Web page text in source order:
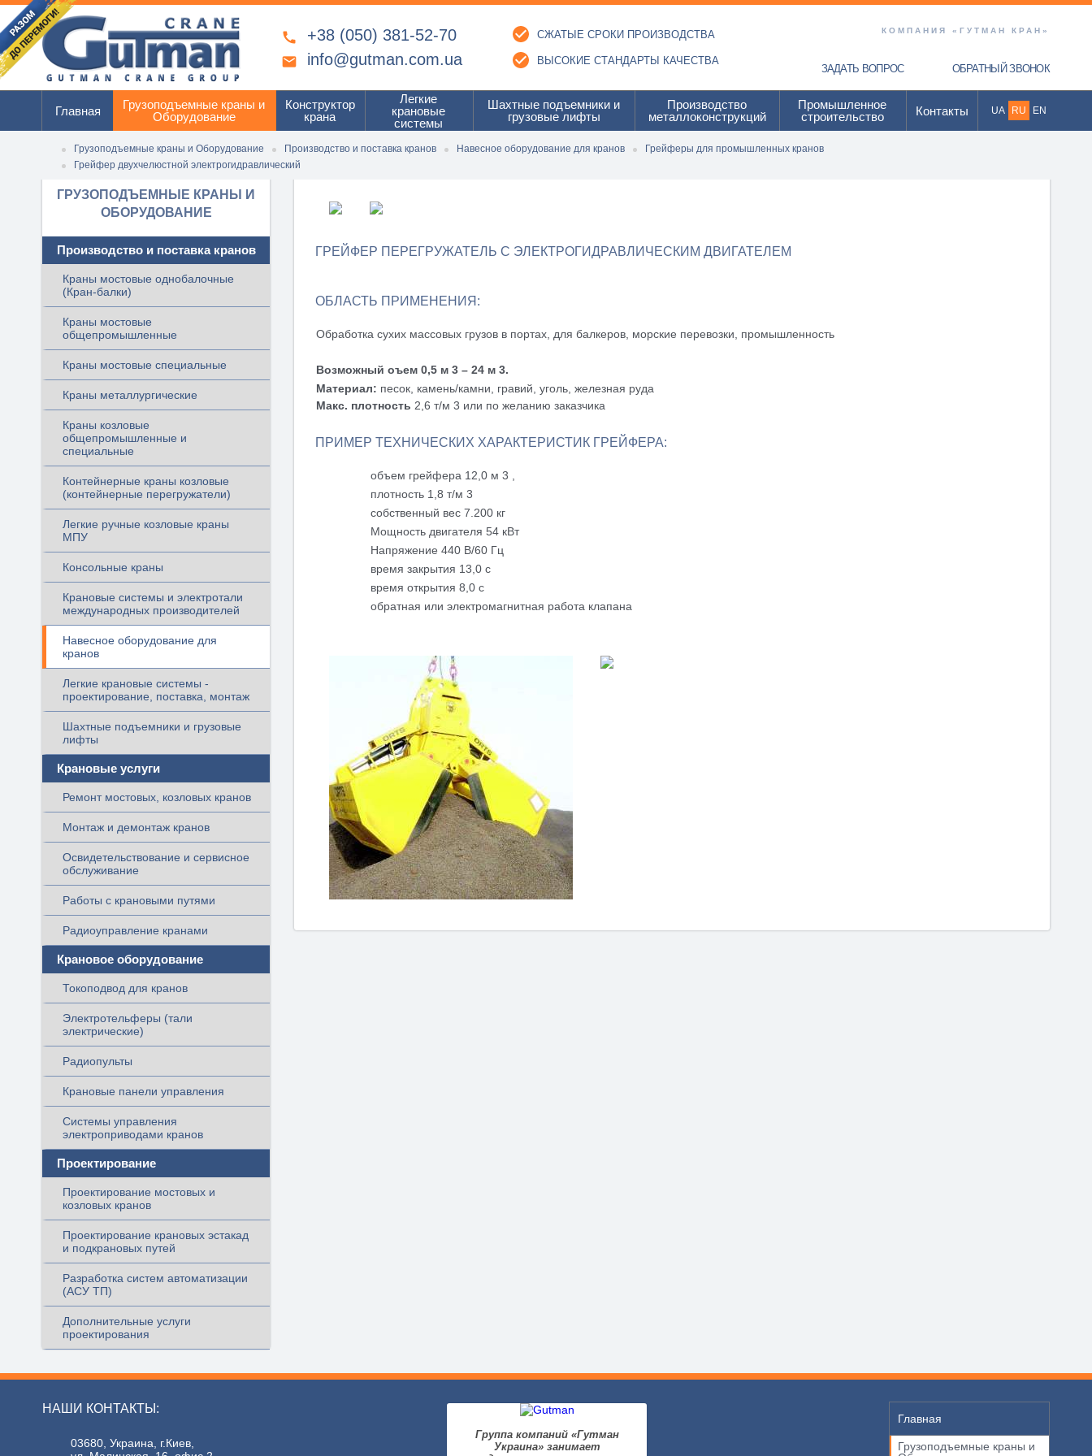
КОМПАНИЯ «ГУТМАН КРАН»
 +38 (050) 381-52-70
 info@gutman.com.ua
СЖАТЫЕ СРОКИ ПРОИЗВОДСТВА
ВЫСОКИЕ СТАНДАРТЫ КАЧЕСТВА
ЗАДАТЬ ВОПРОС ОБРАТНЫЙ ЗВОНОК
Главная
Грузоподъемные краны и
Оборудование
Конструктор
крана
Легкие
крановые
системы
Шахтные подъемники и
грузовые лифты
Производство
металлоконструкций
Промышленное
строительство
Контакты RU
UA EN
Грузоподъемные краны и Оборудование Производство и поставка кранов Навесное оборудование для кранов
Грейферы для промышленных кранов
Грейфер двухчелюстной электрогидравлический
ГРУЗОПОДЪЕМНЫЕ КРАНЫ И
ОБОРУДОВАНИЕ
Производство и поставка кранов
Краны мостовые однобалочные
(Кран-балки)
Краны мостовые
общепромышленные
Краны мостовые специальные
Краны металлургические
Краны козловые
общепромышленные и
специальные
Контейнерные краны козловые
(контейнерные перегружатели)
Легкие ручные козловые краны
МПУ
Консольные краны
Крановые системы и электротали
международных производителей
Навесное оборудование для
кранов
Легкие крановые системы -
проектирование, поставка, монтаж
Шахтные подъемники и грузовые
лифты
Крановые услуги
Ремонт мостовых, козловых кранов
Монтаж и демонтаж кранов
Освидетельствование и сервисное
обслуживание
Работы с крановыми путями
Радиоуправление кранами
Крановое оборудование
Токоподвод для кранов
Электротельферы (тали
электрические)
Радиопульты
Крановые панели управления
Системы управления
электроприводами кранов
Проектирование
Проектирование мостовых и
козловых кранов
Проектирование крановых эстакад
и подкрановых путей
Разработка систем автоматизации
(АСУ ТП)
Дополнительные услуги
проектирования
ГРЕЙФЕР ПЕРЕГРУЖАТЕЛЬ С ЭЛЕКТРОГИДРАВЛИЧЕСКИМ ДВИГАТЕЛЕМ
ОБЛАСТЬ ПРИМЕНЕНИЯ:
Обработка сухих массовых грузов в портах, для балкеров, морские перевозки, промышленность
Возможный оъем 0,5 м 3 – 24 м 3.
Материал: песок, камень/камни, гравий, уголь, железная руда
Макс. плотность 2,6 т/м 3 или по желанию заказчика
ПРИМЕР ТЕХНИЧЕСКИХ ХАРАКТЕРИСТИК ГРЕЙФЕРА:
объем грейфера 12,0 м 3 ,
плотность 1,8 т/м 3
собственный вес 7.200 кг
Мощность двигателя 54 кВт
Напряжение 440 В/60 Гц
время закрытия 13,0 с
время открытия 8,0 с
обратная или электромагнитная работа клапана
НАШИ КОНТАКТЫ:
03680, Украина, г.Киев,
Группа компаний «Гутман
Украина» занимает
Главная
Грузоподъемные краны и